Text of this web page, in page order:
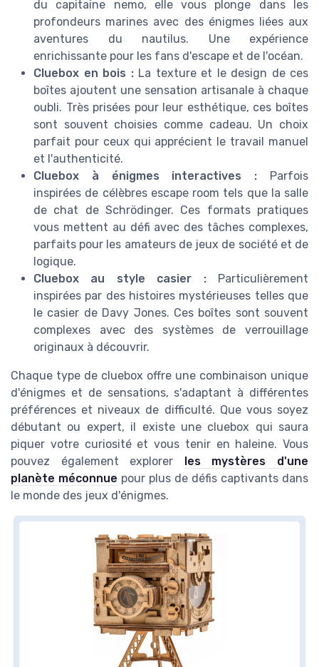
du capitaine nemo, elle vous plonge dans les
profondeurs marines avec des énigmes liées aux
aventures du nautilus. Une expérience
enrichissante pour les fans d'escape et de l'océan.
Cluebox en bois :La texture et le design de ces
boîtes ajoutent une sensation artisanale à chaque
oubli. Très prisées pour leur esthétique, ces boîtes
sont souvent choisies comme cadeau. Un choix
parfait pour ceux qui apprécient le travail manuel
et l'authenticité.
Cluebox à énigmes interactives : Parfois
inspirées de célèbres escape room tels que la salle
de chat de Schrödinger. Ces formats pratiques
vous mettent au défi avec des tâches complexes,
parfaits pour les amateurs de jeux de société et de
logique.
Cluebox au style casier :Particulièrement
inspirées par des histoires mystérieuses telles que
le casier de Davy Jones. Ces boîtes sont souvent
complexes avec des systèmes de verrouillage
originaux à découvrir.
Chaque type de cluebox offre une combinaison unique
d'énigmes et de sensations, s'adaptant à différentes
préférences et niveaux de difficulté. Que vous soyez
débutant ou expert, il existe une cluebox qui saura
piquer votre curiosité et vous tenir en haleine. Vous
pouvez également explorer les mystères d'une
planète méconnue pour plus de défis captivants dans
le monde des jeux d'énigmes.